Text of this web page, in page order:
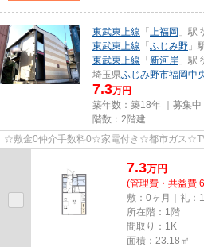
東武東上線 「 上福岡 」駅
東武東上線 「 ふじみ野 」
東武東上線 「 新河岸 」駅
埼玉県ふじみ野市福岡中
7.3万円
築年数：築18年 ｜募集中
階数：2階建
☆敷金0仲介手数料0☆家電付き☆都市ガス
7.3万円
(管理費・共益費
敷：0ヶ月｜礼：
所在階：1階
間取り：1K
面積：23.18㎡